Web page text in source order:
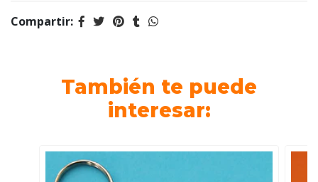
Compartir:
También te puede
interesar: